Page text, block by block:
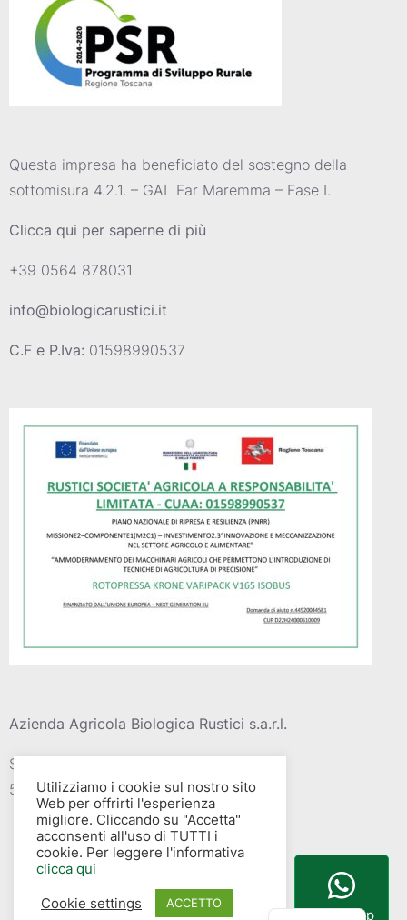
Questa impresa ha beneficiato del sostegno della
sottomisura 4.2.1. – GAL Far Maremma – Fase I.
Clicca qui per saperne di più
+39 0564 878031
info@biologicarustici.it
C.F e P.Iva: 01598990537
Azienda Agricola Biologica Rustici s.a.r.l.
Strada vic. Della barca del grazi, 4
58015 – Albinia (GR)
Utilizziamo i cookie sul nostro sito
Web per offrirti l'esperienza
migliore. Cliccando su "Accetta"
acconsenti all'uso di TUTTI i
cookie. Per leggere l'informativa
clicca qui
Cookie settings
ACCETTO
WhatsApp
English